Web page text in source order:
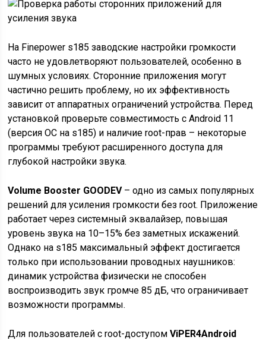
На Finepower s185 заводские настройки громкости
часто не удовлетворяют пользователей, особенно в
шумных условиях. Сторонние приложения могут
частично решить проблему, но их эффективность
зависит от аппаратных ограничений устройства. Перед
установкой проверьте совместимость с Android 11
(версия ОС на s185) и наличие root-прав – некоторые
программы требуют расширенного доступа для
глубокой настройки звука.
Volume Booster GOODEV– одно из самых популярных
решений для усиления громкости без root. Приложение
работает через системный эквалайзер, повышая
уровень звука на 10–15% без заметных искажений.
Однако на s185 максимальный эффект достигается
только при использовании проводных наушников:
динамик устройства физически не способен
воспроизводить звук громче 85 дБ, что ограничивает
возможности программы.
Для пользователей с root-доступомViPER4Android